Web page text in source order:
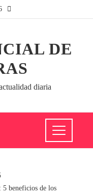
DE
diaria
beneficios de los